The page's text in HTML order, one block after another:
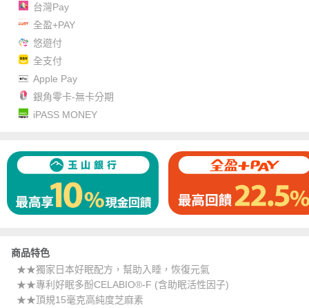
台灣Pay
全盈+PAY
悠遊付
全支付
Apple Pay
銀角零卡-無卡分期
iPASS MONEY
商品特色
★★獨家日本好眠配方，幫助入睡，恢復元氣
★★專利好眠多酚CELABIO®-F (含助眠活性因子)
★★頂規15毫克高純度芝麻素